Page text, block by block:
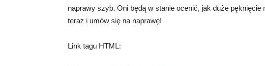
naprawy szyb. Oni będą w stanie ocenić, jak duże
teraz i umów się na naprawę!
Link tagu HTML: